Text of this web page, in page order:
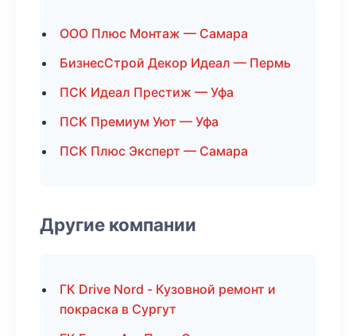
ООО Плюс Монтаж — Самара
БизнесСтрой Декор Идеал — Пермь
ПСК Идеал Престиж — Уфа
ПСК Премиум Уют — Уфа
ПСК Плюс Эксперт — Самара
Другие компании
ГК Drive Nord - Кузовной ремонт и
покраска в Сургут